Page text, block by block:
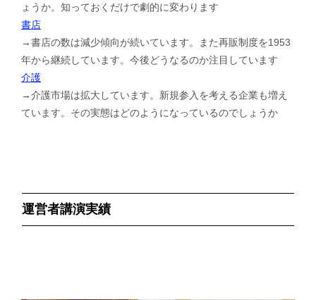
ょうか。知っておくだけで劇的に変わります
書店
→書店の数は減少傾向が続いています。また再販制度を1953
年から継続しています。今後どうなるのか注目しています
介護
→介護市場は拡大しています。新規参入を考える企業も増え
ています。その実態はどのようになっているのでしょうか
運営者講演実績